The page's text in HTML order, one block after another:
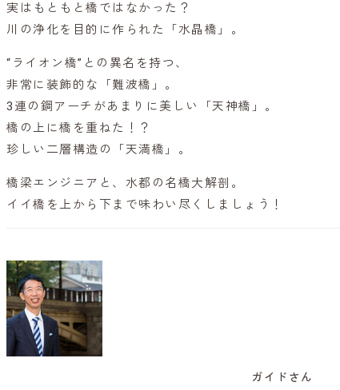
実はもともと橋ではなかった？
川の浄化を目的に作られた「水晶橋」。
“ライオン橋”との異名を持つ、
非常に装飾的な「難波橋」。
3連の鋼アーチがあまりに美しい「天神橋」。
橋の上に橋を重ねた！？
珍しい二層構造の「天満橋」。
橋梁エンジニアと、水都の名橋大解剖。
イイ橋を上から下まで味わい尽くしましょう！
ガイドさん